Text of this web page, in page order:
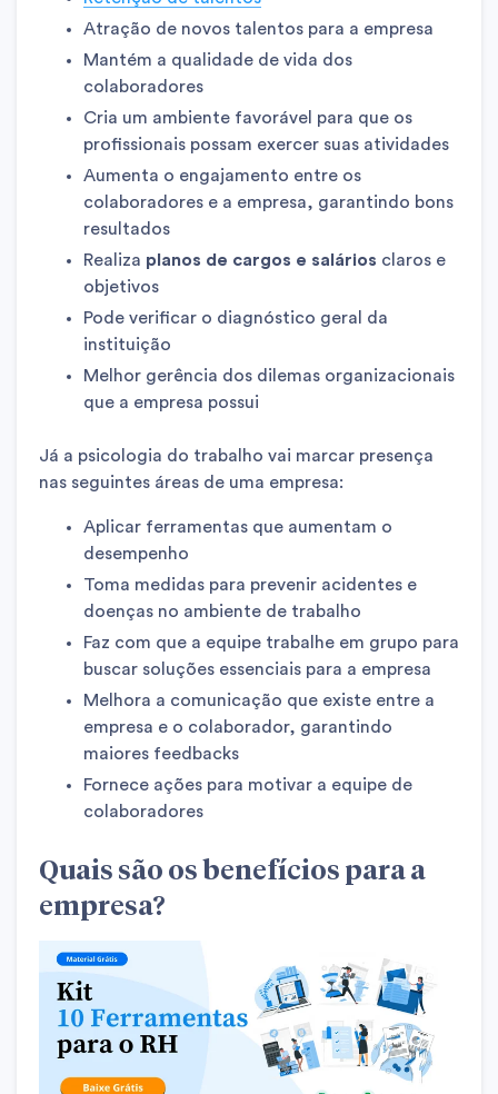
Atração de novos talentos para a empresa
Mantém a qualidade de vida dos
colaboradores
Cria um ambiente favorável para que os
profissionais possam exercer suas atividades
Aumenta o engajamento entre os
colaboradores e a empresa, garantindo bons
resultados
Realiza planos de cargos e salários claros e
objetivos
Pode verificar o diagnóstico geral da
instituição
Melhor gerência dos dilemas organizacionais
que a empresa possui
Já a psicologia do trabalho vai marcar presença
nas seguintes áreas de uma empresa:
Aplicar ferramentas que aumentam o
desempenho
Toma medidas para prevenir acidentes e
doenças no ambiente de trabalho
Faz com que a equipe trabalhe em grupo para
buscar soluções essenciais para a empresa
Melhora a comunicação que existe entre a
empresa e o colaborador, garantindo
maiores feedbacks
Fornece ações para motivar a equipe de
colaboradores
Quais são os benefícios para a
empresa?